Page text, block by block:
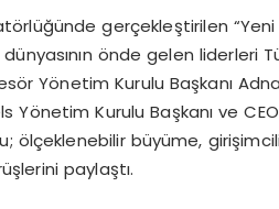
gerçekleştirilen “Yeni
önde gelen liderleri
Yönetim Kurulu Başkanı
Kurulu Başkanı ve
ölçeklenebilir büyüme,
paylaştı.